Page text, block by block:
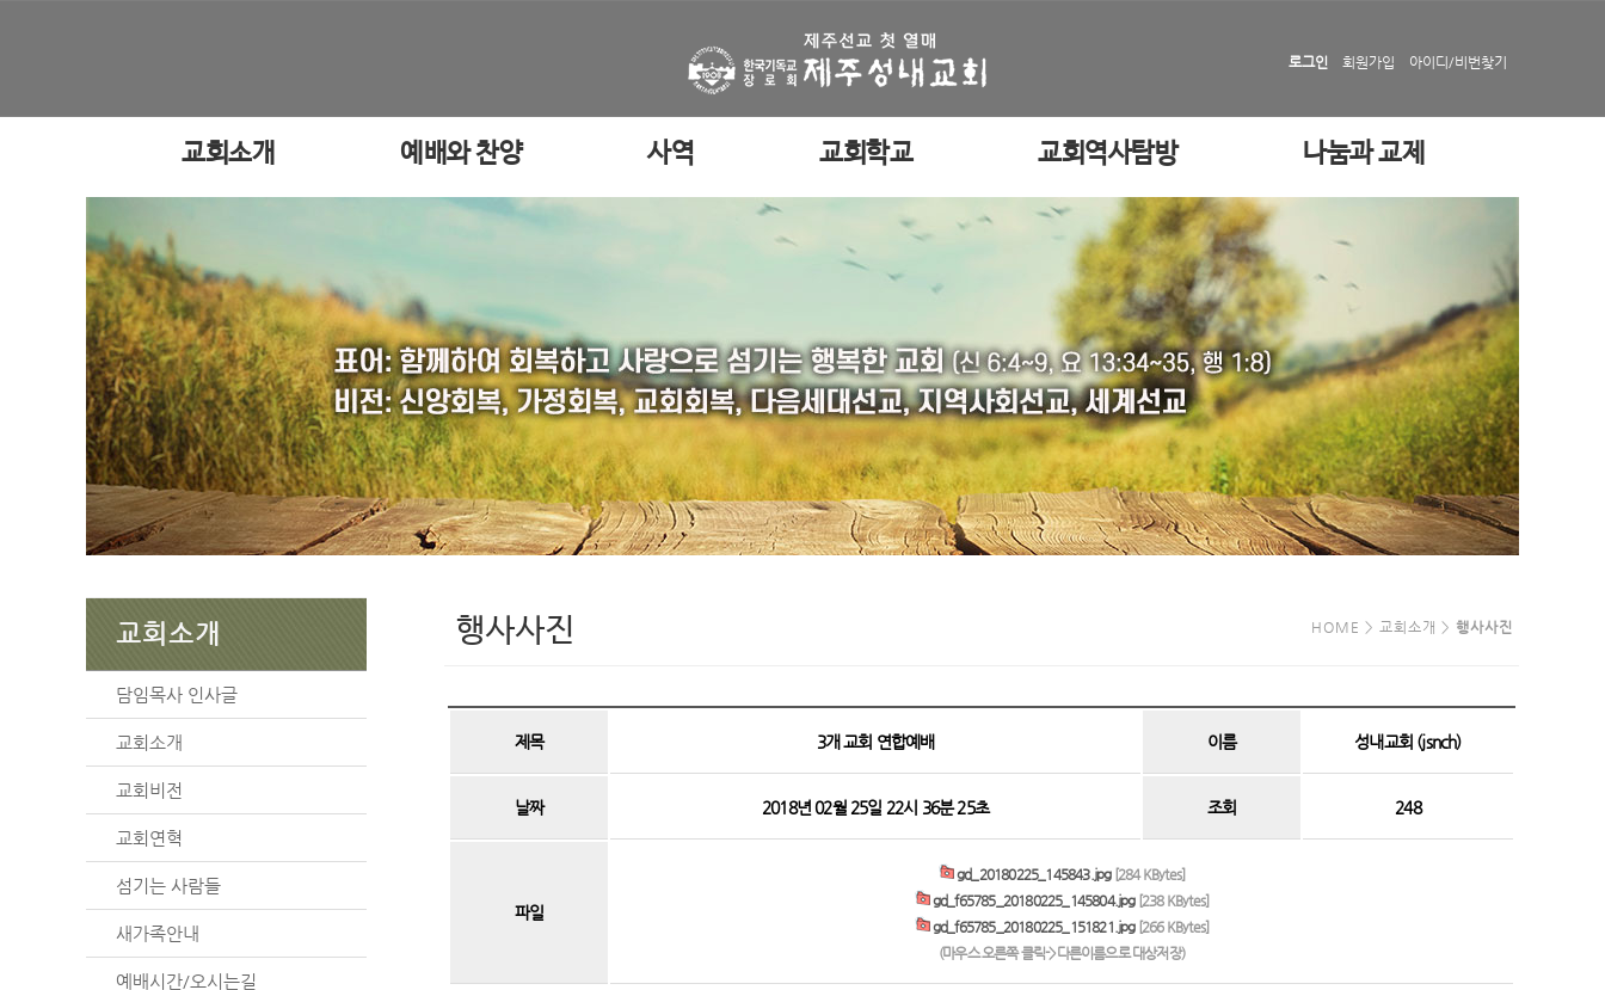
로그인 회원가입 아이디/비번찾기
교회소개 예배와 찬양 사역 교회학교 교회역사탐방 나눔과 교제
교회소개
담임목사 인사글
교회소개
교회비전
교회연혁
섬기는 사람들
새가족안내
예배시간/오시는길
행사사진 HOME > 교회소개 > 행사사진
제목 3개 교회 연합예배 이름 성내교회 (jsnch)
날짜 2018년 02월 25일 22시 36분 25초 조회 248
파일
gd_20180225_145843.jpg[284 KBytes]
gd_f65785_20180225_145804.jpg[238 KBytes]
gd_f65785_20180225_151821.jpg[266 KBytes]
(마우스 오른쪽 클릭->다른이름으로 대상저장)